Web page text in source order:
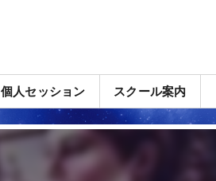
個人セッション スクール案内